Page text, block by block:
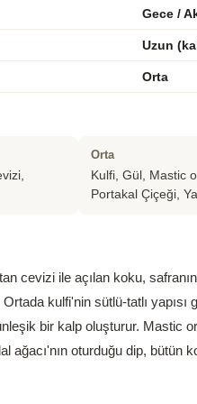
Gece /
Uzun
Orta
Orta
Kulfi, Gül, Mastic
Portakal Çiçeği,
cevizi ile açılan koku,
Ortada kulfi'nin sütlü-tatlı
bir kalp oluşturur. Mastic
ağacı'nın oturduğu dip, bütün